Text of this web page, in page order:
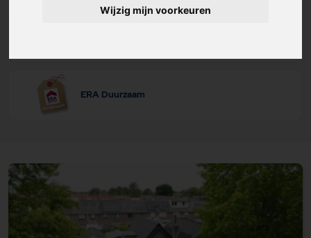
Wijzig mijn voorkeuren
ERA Duurzaam